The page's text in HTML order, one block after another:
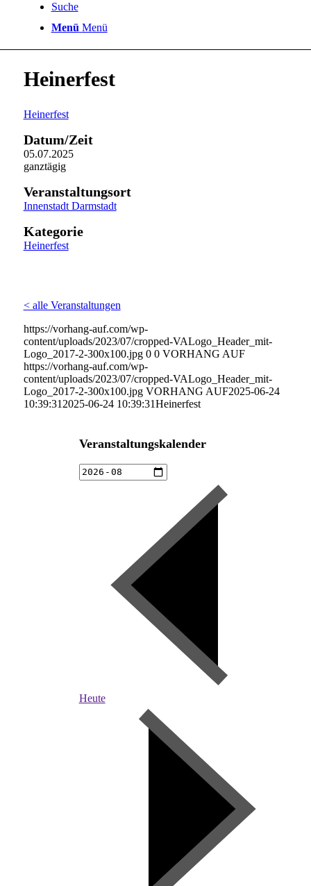
Suche
Menü Menü
Heinerfest
Heinerfest
Datum/Zeit
05.07.2025
ganztägig
Veranstaltungsort
Innenstadt Darmstadt
Kategorie
Heinerfest
< alle Veranstaltungen
https://vorhang-auf.com/wp-
content/uploads/2023/07/cropped-VALogo_Header_mit-
Logo_2017-2-300x100.jpg 0 0 VORHANG AUF
https://vorhang-auf.com/wp-
content/uploads/2023/07/cropped-VALogo_Header_mit-
Logo_2017-2-300x100.jpg VORHANG AUF2025-06-24
10:39:31 2025-06-24 10:39:31Heinerfest
Veranstaltungskalender
Heute